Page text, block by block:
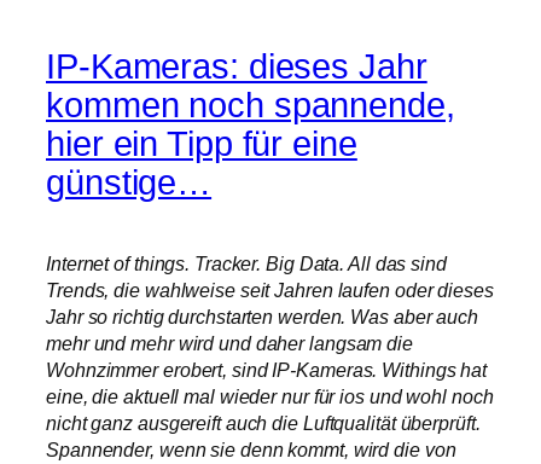
IP-Kameras: dieses Jahr
kommen noch spannende,
hier ein Tipp für eine
günstige…
Internet of things. Tracker. Big Data. All das sind
Trends, die wahlweise seit Jahren laufen oder dieses
Jahr so richtig durchstarten werden. Was aber auch
mehr und mehr wird und daher langsam die
Wohnzimmer erobert, sind IP-Kameras. Withings hat
eine, die aktuell mal wieder nur für ios und wohl noch
nicht ganz ausgereift auch die Luftqualität überprüft.
Spannender, wenn sie denn kommt, wird die von